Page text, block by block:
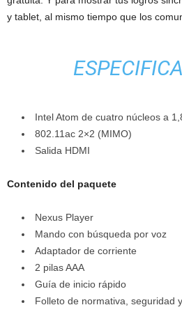
y tablet, al mismo tiempo que los
Intel Atom de cuatro núcleos a
802.11ac 2×2 (MIMO)
Salida HDMI
Contenido del paquete
Nexus Player
Mando con búsqueda por voz
Adaptador de corriente
2 pilas AAA
Guía de inicio rápido
Folleto de normativa, seguridad